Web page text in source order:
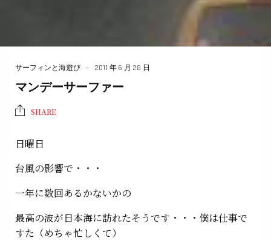
サーフィンと海遊び 2011 年 6 月 28 日
マンデーサーファー
SHARE
日曜日
台風の影響で・・・
一年に数回あるかないかの
最高の波が日本海に訪れたそうです・・・僕は仕事で
すた（めちゃ忙しくて）